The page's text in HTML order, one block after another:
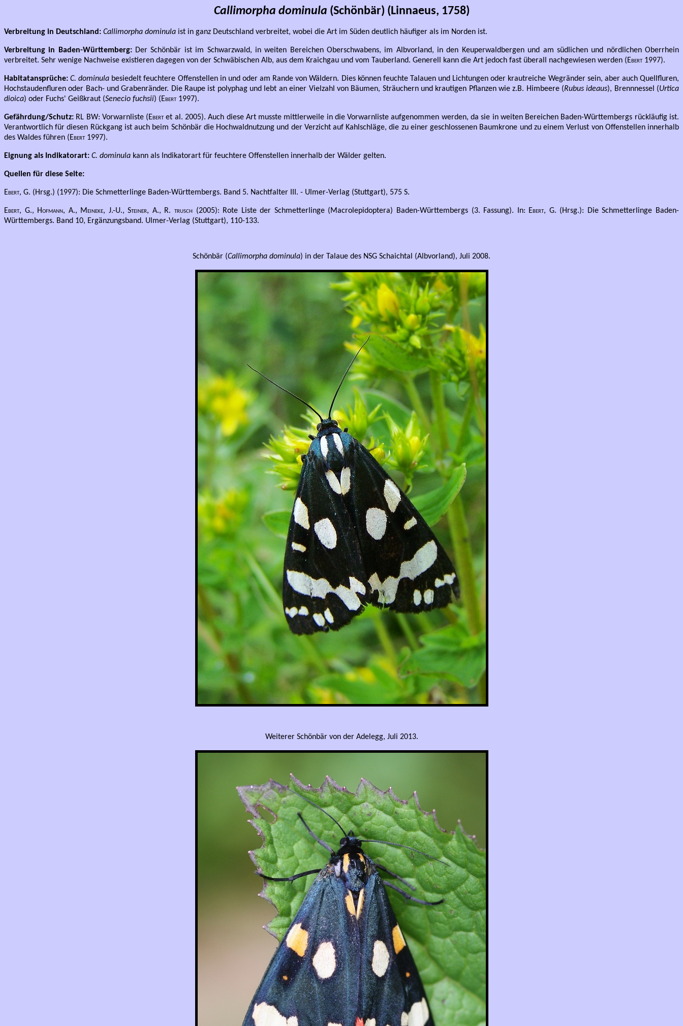
Callimorpha dominula (Schönbär) (Linnaeus, 1758)
Verbreitung in Deutschland: Callimorpha dominula ist in ganz Deutschland verbreitet, wobei die Art im Süden deutlich häufiger als im Norden ist.
Verbreitung in Baden-Württemberg:Der Schönbär ist im Schwarzwald, in weiten Bereichen Oberschwabens, im Albvorland, in den Keuperwaldbergen und am südlichen und nördlichen Oberrhein
verbreitet. Sehr wenige Nachweise existieren dagegen von der Schwäbischen Alb, aus dem Kraichgau und vom Tauberland. Generell kann die Art jedoch fast überall nachgewiesen werden (Ebert1997).
Habitatansprüche: C. dominula besiedelt feuchtere Offenstellen in und oder am Rande von Wäldern. Dies können feuchte Talauen und Lichtungen oder krautreiche Wegränder sein, aber auch Quellfluren,
Hochstaudenfluren oder Bach- und Grabenränder. Die Raupe ist polyphag und lebt an einer Vielzahl von Bäumen, Sträuchern und krautigen Pflanzen wie z.B. Himbeere (Rubus ideaus), Brennnessel (Urtica
dioica) oder Fuchs' Geißkraut (Senecio fuchsii) (Ebert1997).
Gefährdung/Schutz: RL BW: Vorwarnliste (Ebertet al. 2005). Auch diese Art musste mittlerweile in die Vorwarnliste aufgenommen werden, da sie in weiten Bereichen Baden-Württembergs rückläufig ist.
Verantwortlich für diesen Rückgang ist auch beim Schönbär die Hochwaldnutzung und der Verzicht auf Kahlschläge, die zu einer geschlossenen Baumkrone und zu einem Verlust von Offenstellen innerhalb
des Waldes führen (Ebert1997).
Eignung als Indikatorart: C. dominula kann als Indikatorart für feuchtere Offenstellen innerhalb der Wälder gelten.
Quellen für diese Seite:
Ebert, G. (Hrsg.) (1997): Die Schmetterlinge Baden-Württembergs. Band 5. Nachtfalter III. - Ulmer-Verlag (Stuttgart), 575 S.
Ebert, G., Hofmann, A., Meineke, J.-U., Steiner, A., R. trusch (2005): Rote Liste der Schmetterlinge (Macrolepidoptera) Baden-Württembergs (3. Fassung). In: Ebert, G. (Hrsg.): Die Schmetterlinge Baden-
Württembergs. Band 10, Ergänzungsband. Ulmer-Verlag (Stuttgart), 110-133.
Schönbär (Callimorpha dominula) in der Talaue des NSG Schaichtal (Albvorland), Juli 2008.
Weiterer Schönbär von der Adelegg, Juli 2013.